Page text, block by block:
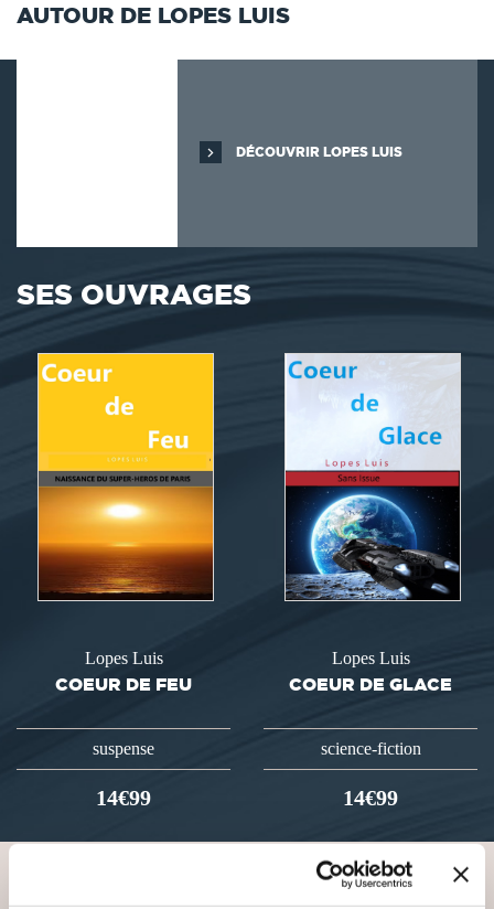
AUTOUR DE LOPES LUIS
DÉCOUVRIR LOPES LUIS
SES OUVRAGES
Lopes Luis
COEUR DE FEU
suspense
14€99
Lopes Luis
COEUR DE GLACE
science-fiction
14€99